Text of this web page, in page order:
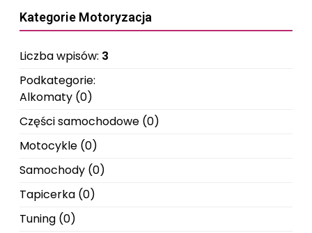
Kategorie Motoryzacja
Liczba wpisów: 3
Podkategorie:
Alkomaty (0)
Części samochodowe (0)
Motocykle (0)
Samochody (0)
Tapicerka (0)
Tuning (0)